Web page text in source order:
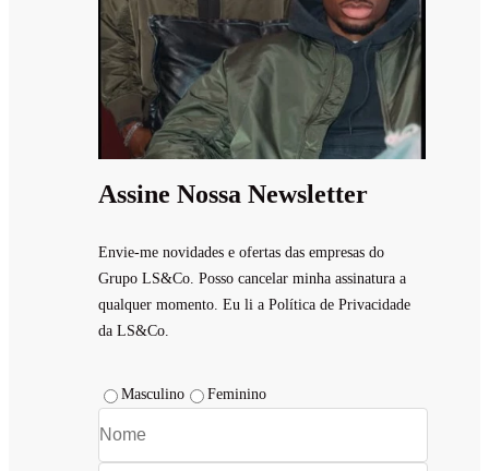
Assine Nossa Newsletter
Envie-me novidades e ofertas das empresas do
Grupo LS&Co. Posso cancelar minha assinatura a
qualquer momento. Eu li a Política de Privacidade
da LS&Co.
Masculino Feminino